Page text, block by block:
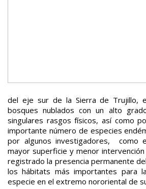
del eje sur de la Sierra de Trujillo,
bosques nublados con un alto
singulares rasgos físicos, así como
importante número de especies
por algunos investigadores, como
mayor superficie y menor intervención
registrado la presencia permanente
los hábitats más importantes para
especie en el extremo nororiental de